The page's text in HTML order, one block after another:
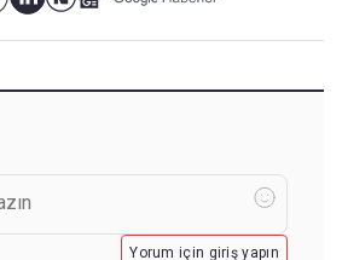
Yorum için giriş yapın